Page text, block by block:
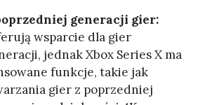
generacji gier:
wsparcie dla gier
jednak Xbox Series X ma
funkcje, takie jak
gier z poprzedniej